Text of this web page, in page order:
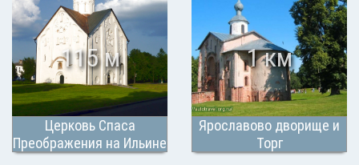
Церковь Спаса
Преображения на Ильине
115 м
Ярославово дворище и
Торг
1 км